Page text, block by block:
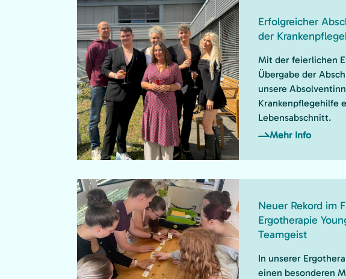
Erfolgreicher
der
Mit der feierlichen
Übergabe der
unsere
Krankenpflegehilfe
Lebensabschnitt.
Mehr Info
Neuer Rekord im
Ergotherapie
Teamgeist
In unserer
einen besonderen